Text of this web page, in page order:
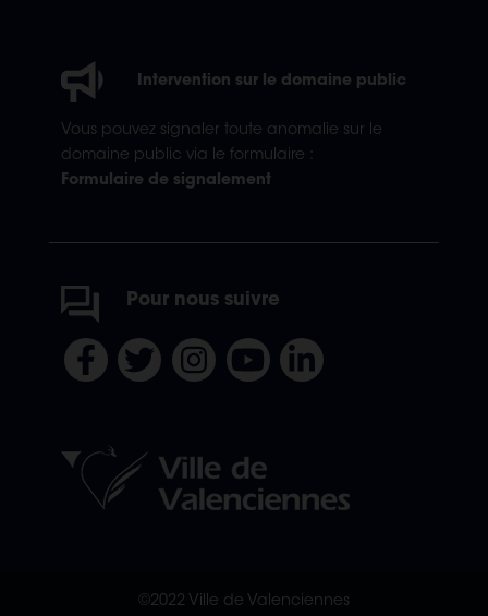
Intervention sur le domaine public
Vous pouvez signaler toute anomalie sur le
domaine public via le formulaire :
Formulaire de signalement
Pour nous suivre
©2022 Ville de Valenciennes